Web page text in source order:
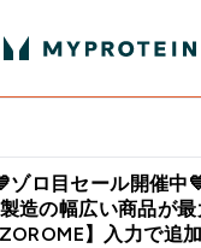
ゾロ目セール開催中
造の幅広い商品が
】入力で追